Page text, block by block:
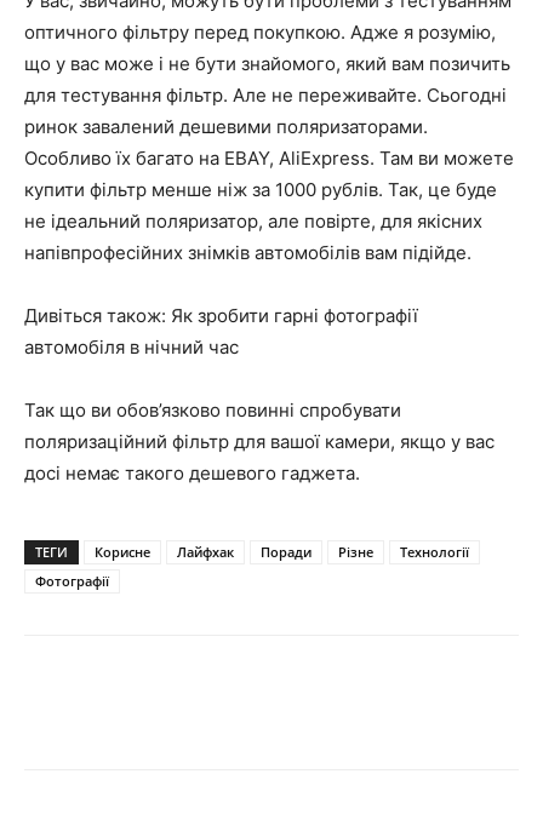
оптичного фільтру перед покупкою. Адже я розумію,
що у вас може і не бути знайомого, який вам позичить
для тестування фільтр. Але не переживайте. Сьогодні
ринок завалений дешевими поляризаторами.
Особливо їх багато на EBAY, AliExpress. Там ви можете
купити фільтр менше ніж за 1000 рублів. Так, це буде
не ідеальний поляризатор, але повірте, для якісних
напівпрофесійних знімків автомобілів вам підійде.
Дивіться також: Як зробити гарні фотографії
автомобіля в нічний час
Так що ви обов’язково повинні спробувати
поляризаційний фільтр для вашої камери, якщо у вас
досі немає такого дешевого гаджета.
ТЕГИ Корисне Лайфхак Поради Різне
Технології
Фотографії